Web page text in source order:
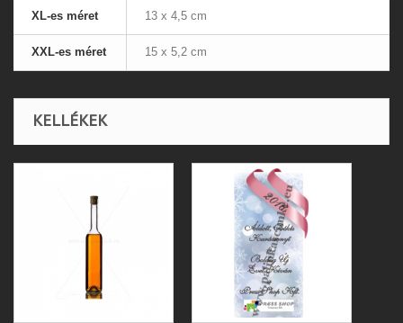
XL-es méret 13 x 4,5 cm
XXL-es méret 15 x 5,2 cm
KELLÉKEK